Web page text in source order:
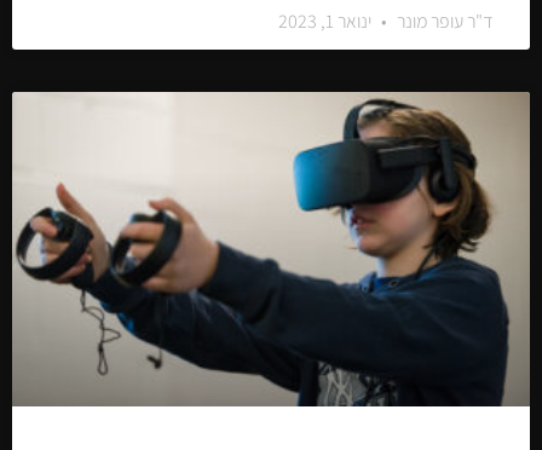
ד"ר עופר מונר ינואר 1, 2023